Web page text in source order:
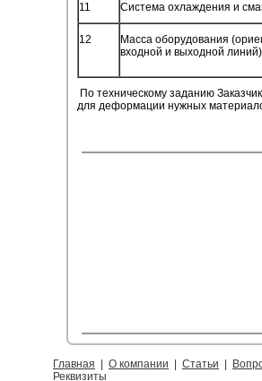
11 Система охлаждения и
12
Масса оборудования
входной и выходной
По техническому заданию
для деформации нужных
Главная О компании Статьи
Реквизиты